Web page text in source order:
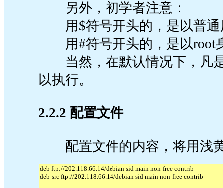
另外，初学者注意：
用$符号开头的，是以普通
用#符号开头的，是以root
当然，在默认情况下，凡是
以执行。
2.2.2 配置文件
配置文件的内容，将用浅黄
deb ftp://202.118.66.14/debian sid main non-free contrib
deb-src ftp://202.118.66.14/debian sid main non-free contrib